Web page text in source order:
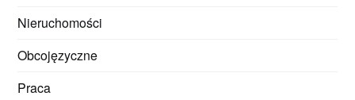
Nieruchomości
Obcojęzyczne
Praca